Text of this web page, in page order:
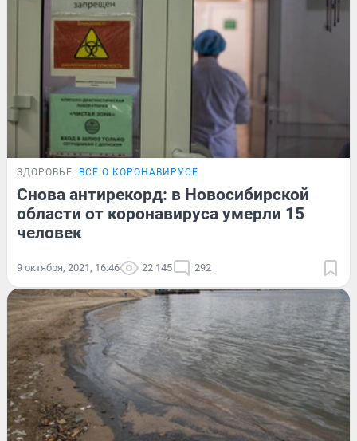
ЗДОРОВЬЕ ВСЁ О КОРОНАВИРУСЕ
Снова антирекорд: в Новосибирской
области от коронавируса умерли 15
человек
9 октября, 2021, 16:46 22 145 292